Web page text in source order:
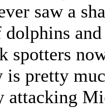
saw a
spotters
is pretty
attacking